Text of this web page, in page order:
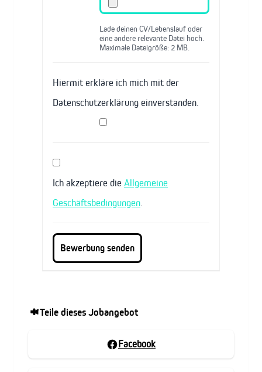
Lade deinen CV/Lebenslauf oder
eine andere relevante Datei hoch.
Maximale Dateigröße: 2 MB.
Hiermit erkläre ich mich mit der
Datenschutzerklärung einverstanden.
Ich akzeptiere die Allgemeine
Geschäftsbedingungen
Teile dieses Jobangebot
Facebook